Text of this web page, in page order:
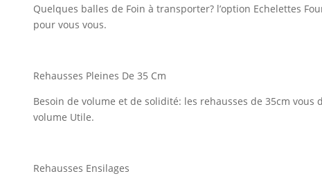
Quelques balles de Foin à transporter? l’option Echelettes
pour vous vous.
Rehausses Pleines De 35 Cm
Besoin de volume et de solidité: les rehausses de 35cm vous
volume Utile.
Rehausses Ensilages